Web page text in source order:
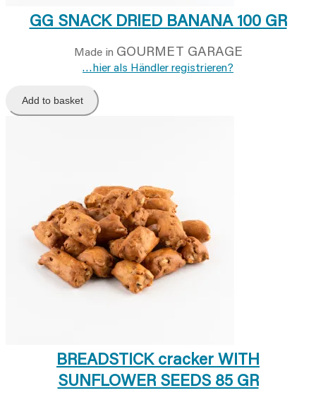
GG SNACK DRIED BANANA 100 GR
Made in GOURMET GARAGE
…hier als Händler registrieren?
Add to basket
BREADSTICK cracker WITH
SUNFLOWER SEEDS 85 GR